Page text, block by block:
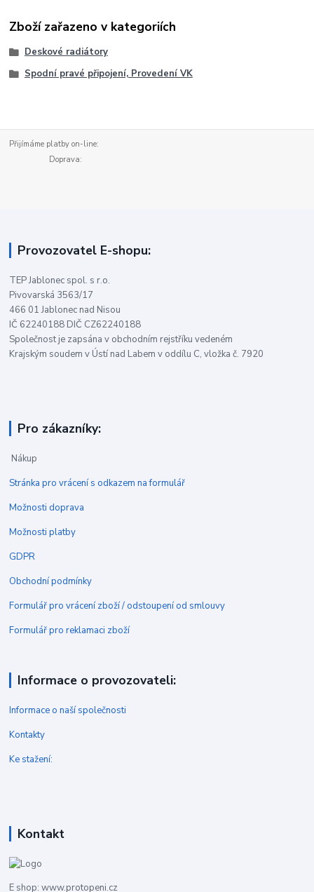
Zboží zařazeno v kategoriích
Deskové radiátory
Spodní pravé připojení, Provedení VK
Přijímáme platby on-line:
Doprava:
Provozovatel E-shopu:
TEP Jablonec spol. s r.o.
Pivovarská 3563/17
466 01 Jablonec nad Nisou
IČ 62240188 DIČ CZ62240188
Společnost je zapsána v obchodním rejstříku vedeném
Krajským soudem v Ústí nad Labem v oddílu C, vložka č. 7920
Pro zákazníky:
Nákup
Stránka pro vrácení s odkazem na formulář
Možnosti doprava
Možnosti platby
GDPR
Obchodní podmínky
Formulář pro vrácení zboží / odstoupení od smlouvy
Formulář pro reklamaci zboží
Informace o provozovateli:
Informace o naší společnosti
Kontakty
Ke stažení:
Kontakt
E shop: www.protopeni.cz